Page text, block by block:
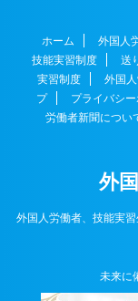
ホーム 外国人
技能実習制度
送
実習制度
外国
プ
プライバシ
労働者新聞につい
外
外国人労働者、技能実
未来に